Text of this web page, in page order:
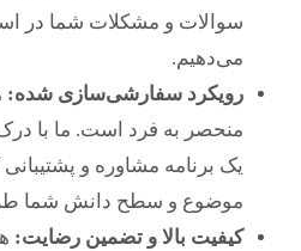
سوالات و مشکلات شما در
می‌دهیم.
رویکرد سفارشی‌سازی شده:
منحصر به فرد است. ما با
یک برنامه مشاوره و پشتیبانی
موضوع و سطح دانش شما
کیفیت بالا و تضمین رضایت: